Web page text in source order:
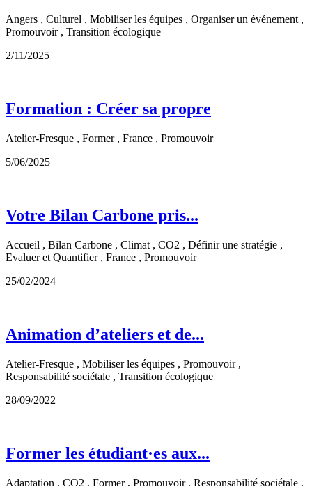
Angers , Culturel , Mobiliser les équipes , Organiser un événement ,
Promouvoir , Transition écologique
2/11/2025
Formation : Créer sa propre
Atelier-Fresque , Former , France , Promouvoir
5/06/2025
Votre Bilan Carbone pris...
Accueil , Bilan Carbone , Climat , CO2 , Définir une stratégie ,
Evaluer et Quantifier , France , Promouvoir
25/02/2024
Animation d’ateliers et de...
Atelier-Fresque , Mobiliser les équipes , Promouvoir ,
Responsabilité sociétale , Transition écologique
28/09/2022
Former les étudiant·es aux...
Adaptation , CO2 , Former , Promouvoir , Responsabilité sociétale ,